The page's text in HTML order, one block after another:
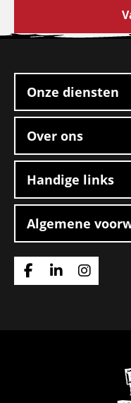
footer
Onze diensten
Over ons
Handige links
Algemene
Ga
Ga
Ga